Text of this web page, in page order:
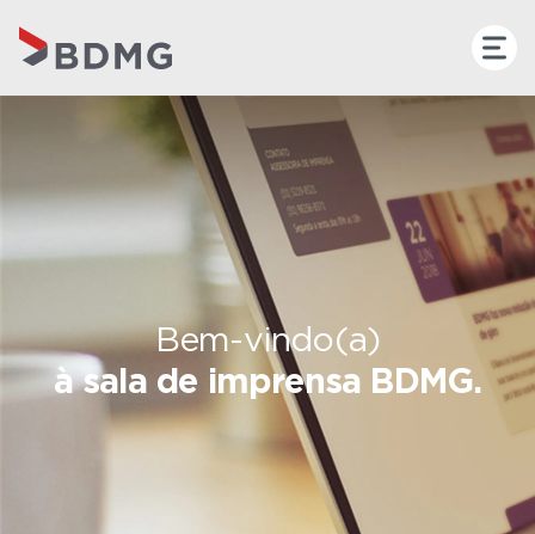
Bem-vindo(a)
à sala de imprensa BDMG.